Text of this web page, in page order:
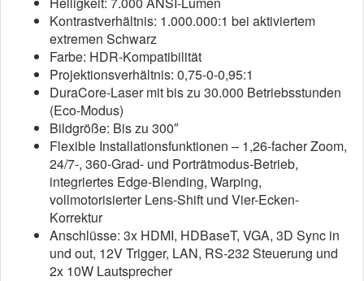
Kontrastverhältnis: 1.000.000:1 bei aktiviertem
extremen Schwarz
Farbe: HDR-Kompatibilität
Projektionsverhältnis: 0,75-0-0,95:1
DuraCore-Laser mit bis zu 30.000 Betriebsstunden
(Eco-Modus)
Bildgröße: Bis zu 300″
Flexible Installationsfunktionen – 1,26-facher Zoom,
24/7-, 360-Grad- und Porträtmodus-Betrieb,
integriertes Edge-Blending, Warping,
vollmotorisierter Lens-Shift und Vier-Ecken-
Korrektur
Anschlüsse: 3x HDMI, HDBaseT, VGA, 3D Sync in
und out, 12V Trigger, LAN, RS-232 Steuerung und
2x 10W Lautsprecher